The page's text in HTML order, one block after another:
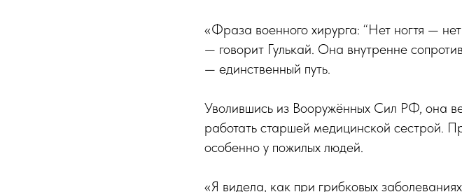
«Фраза военного хирурга: “Нет ногтя —
— говорит Гулькай. Она внутренне
— единственный путь.
Уволившись из Вооружённых Сил РФ, она
работать старшей медицинской сестрой.
особенно у пожилых людей.
«Я видела, как при грибковых